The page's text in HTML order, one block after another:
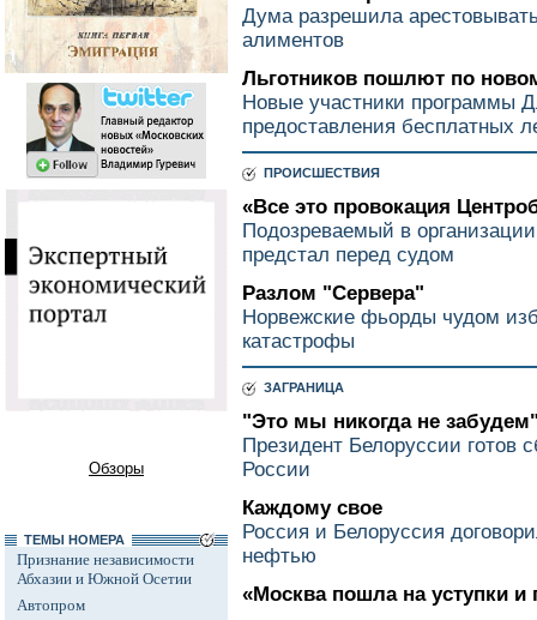
Обзоры
ТЕМЫ НОМЕРА
Признание независимости
Абхазии и Южной Осетии
Автопром
Дума разрешила
алиментов
Льготников пошлют по
Новые участники программы
предоставления бесплатных
ПРОИСШЕСТВИЯ
«Все это провокация
Подозреваемый в
предстал перед судом
Разлом "Сервера"
Норвежские фьорды чудом
катастрофы
ЗАГРАНИЦА
"Это мы никогда не
Президент Белоруссии готов
России
Каждому свое
Россия и Белоруссия
нефтью
«Москва пошла на уступки